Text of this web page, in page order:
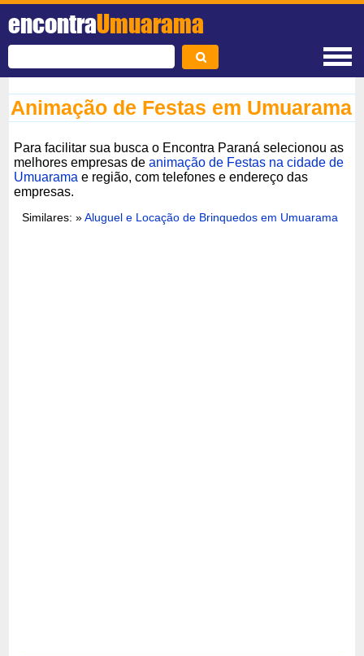
encontraUmuarama
Animação de Festas em Umuarama
Para facilitar sua busca o Encontra Paraná selecionou as
melhores empresas deanimação de Festas na cidade de
Umuarama e região, com telefones e endereço das
empresas.
Similares: »Aluguel e Locação de Brinquedos em Umuarama